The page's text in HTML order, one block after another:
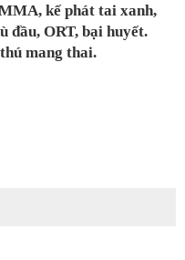
kế phát tai xanh,
đầu,ORT, bại huyết.
mang thai.